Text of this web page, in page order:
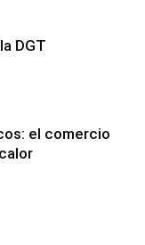
DGT
el comercio